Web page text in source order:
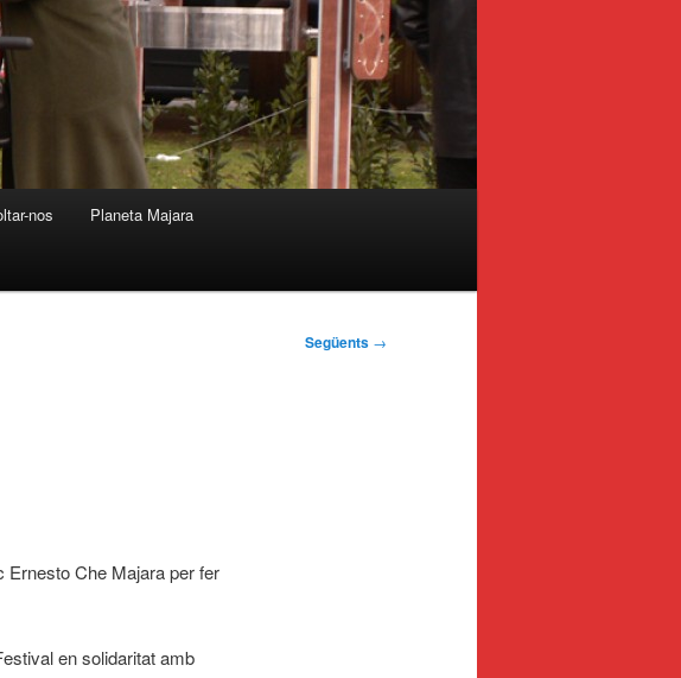
nos Planeta Majara
Següents →
Ernesto Che Majara per fer
en solidaritat amb